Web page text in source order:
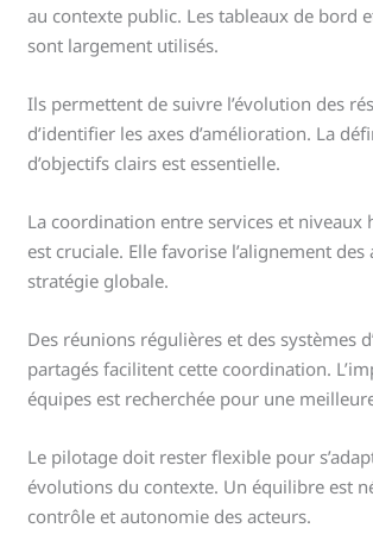
au contexte public. Les tableaux de bord
sont largement utilisés.
Ils permettent de suivre l’évolution des
d’identifier les axes d’amélioration. La
d’objectifs clairs est essentielle.
La coordination entre services et niveaux
est cruciale. Elle favorise l’alignement
stratégie globale.
Des réunions régulières et des systèmes
partagés facilitent cette coordination.
équipes est recherchée pour une
Le pilotage doit rester flexible pour
évolutions du contexte. Un équilibre est
contrôle et autonomie des acteurs.